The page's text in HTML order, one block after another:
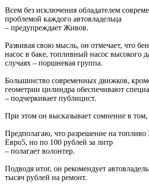
Всем без исключения обладателем
проблемой каждого автовладельца
– предупреждает Живов.
Развивая свою мысль, он отмечает, что
насос в баке, топливный насос высокого
случаях – поршневая группа.
Большинство современных движков,
геометрии цилиндра обеспечивают
– подчеркивает публицист.
При этом он высказывает сомнение в
Предполагаю, что разрешение на топливо
Евро5, но по 100 рублей за литр
– полагает волонтер.
Подводя итог, он рекомендует
тысяч рублей на ремонт.